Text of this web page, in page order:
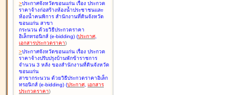
>ประกาศจังหวัดขอนแก่น เรื่อง ประกวด
ราคาจ้างก่อสร้างห้องน้ำประชาชนและ
ห้องน้ำคนพิการ สำนักงานที่ดินจังหวัด
ขอนแก่น สาขา
กระนวน ด้วยวิธีประกวดราคา
อิเล็กทรอนิกส์ (e-bidding) (ประกาศ,
เอกสารประกวดราคา)
>ประกาศจังหวัดขอนแก่น เรื่อง ประกวด
ราคาจ้างปรับปรุงบ้านพักข้าราชการ
จำนวน 3 หลัง ของสำนักงานที่ดินจังหวัด
ขอนแก่น
สาขากระนวน ด้วยวิธีประกวดราคาอิเล็ก
ทรอนิกส์ (e-bidding) (ประกาศ, เอกสาร
ประกวดราคา)